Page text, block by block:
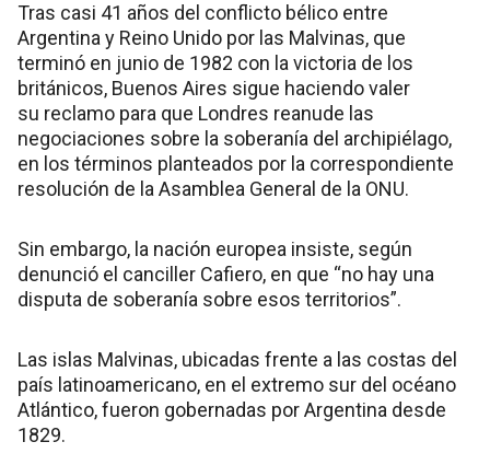
Tras casi 41 años del conflicto bélico entre
Argentina y Reino Unido por las Malvinas, que
terminó en junio de 1982 con la victoria de los
británicos, Buenos Aires sigue haciendo valer
su reclamo para que Londres reanude las
negociaciones sobre la soberanía del archipiélago,
en los términos planteados por la correspondiente
resolución de la Asamblea General de la ONU.
Sin embargo, la nación europea insiste, según
denunció el canciller Cafiero, en que “no hay una
disputa de soberanía sobre esos territorios”.
Las islas Malvinas, ubicadas frente a las costas del
país latinoamericano, en el extremo sur del océano
Atlántico, fueron gobernadas por Argentina desde
1829.